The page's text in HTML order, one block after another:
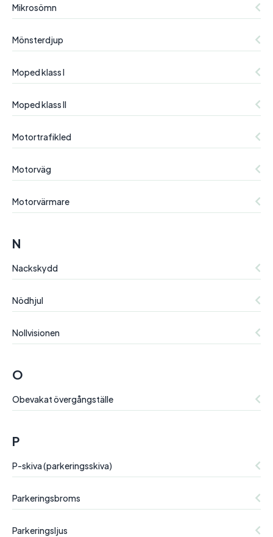
Mikrosömn
Mönsterdjup
Moped klass I
Moped klass II
Motortrafikled
Motorväg
Motorvärmare
N
Nackskydd
Nödhjul
Nollvisionen
O
Obevakat övergångställe
P
P-skiva (parkeringsskiva)
Parkeringsbroms
Parkeringsljus